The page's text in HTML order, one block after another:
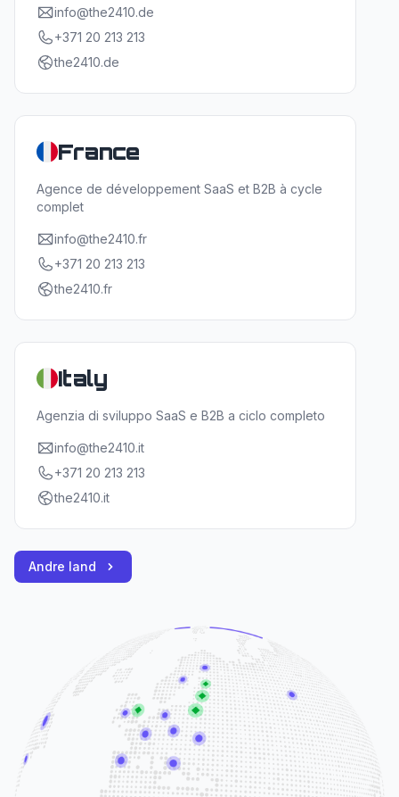
info@the2410.de
+371 20 213 213
the2410.de
France
Agence de développement SaaS et B2B à cycle
complet
info@the2410.fr
+371 20 213 213
the2410.fr
Italy
Agenzia di sviluppo SaaS e B2B a ciclo completo
info@the2410.it
+371 20 213 213
the2410.it
Andre land